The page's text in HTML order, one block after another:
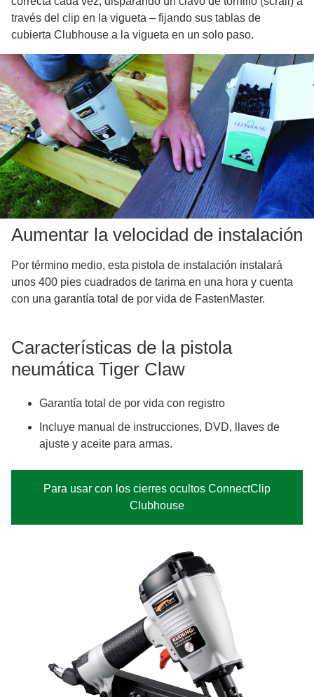
través del clip en la vigueta – fijando sus tablas de
cubierta Clubhouse a la vigueta en un solo paso.
Aumentar la velocidad de instalación
Por término medio, esta pistola de instalación instalará
unos 400 pies cuadrados de tarima en una hora y cuenta
con una garantía total de por vida de FastenMaster.
Características de la pistola
neumática Tiger Claw
Garantía total de por vida con registro
Incluye manual de instrucciones, DVD, llaves de
ajuste y aceite para armas.
Para usar con los cierres ocultos ConnectClip
Clubhouse